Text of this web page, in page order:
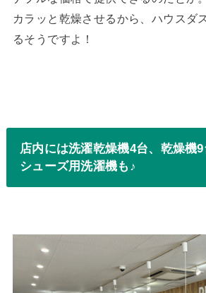
カラッと乾燥させるから、ハウスダ
るそうですよ！
店内には洗濯乾燥機4台、乾燥機
シューズ用洗濯機も♪